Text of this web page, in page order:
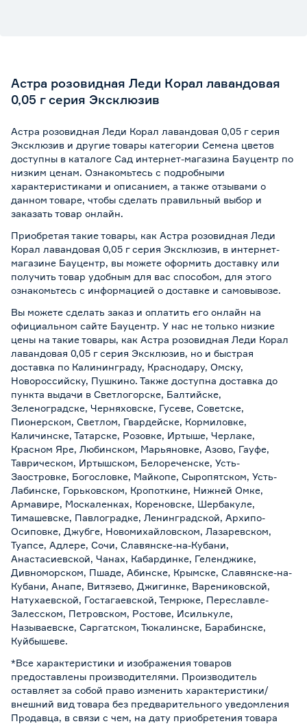
Астра розовидная Леди Корал лавандовая
0,05 г серия Эксклюзив
Астра розовидная Леди Корал лавандовая 0,05 г серия
Эксклюзив и другие товары категории Семена цветов
доступны в каталоге Сад интернет-магазина Бауцентр по
низким ценам. Ознакомьтесь с подробными
характеристиками и описанием, а также отзывами о
данном товаре, чтобы сделать правильный выбор и
заказать товар онлайн.
Приобретая такие товары, как Астра розовидная Леди
Корал лавандовая 0,05 г серия Эксклюзив, в интернет-
магазине Бауцентр, вы можете оформить доставку или
получить товар удобным для вас способом, для этого
ознакомьтесь с информацией о доставке и самовывозе.
Вы можете сделать заказ и оплатить его онлайн на
официальном сайте Бауцентр. У нас не только низкие
цены на такие товары, как Астра розовидная Леди Корал
лавандовая 0,05 г серия Эксклюзив, но и быстрая
доставка по Калининграду, Краснодару, Омску,
Новороссийску, Пушкино. Также доступна доставка до
пункта выдачи в Светлогорске, Балтийске,
Зеленоградске, Черняховске, Гусеве, Советске,
Пионерском, Светлом, Гвардейске, Кормиловке,
Каличинске, Татарске, Розовке, Иртыше, Черлаке,
Красном Яре, Любинском, Марьяновке, Азово, Гауфе,
Таврическом, Иртышском, Белореченске, Усть-
Заостровке, Богословке, Майкопе, Сыропятском, Усть-
Лабинске, Горьковском, Кропоткине, Нижней Омке,
Армавире, Москаленках, Кореновске, Шербакуле,
Тимашевске, Павлоградке, Ленинградской, Архипо-
Осиповке, Джубге, Новомихайловском, Лазаревском,
Туапсе, Адлере, Сочи, Славянске-на-Кубани,
Анастасиевской, Чанах, Кабардинке, Геленджике,
Дивноморском, Пшаде, Абинске, Крымске, Славянске-на-
Кубани, Анапе, Витязево, Джигинке, Варениковской,
Натухаевской, Гостагаевской, Темрюке, Переславле-
Залесском, Петровском, Ростове, Исилькуле,
Называевске, Саргатском, Тюкалинске, Барабинске,
Куйбышеве.
*Все характеристики и изображения товаров
предоставлены производителями. Производитель
оставляет за собой право изменить характеристики/
внешний вид товара без предварительного уведомления
Продавца, в связи с чем, на дату приобретения товара